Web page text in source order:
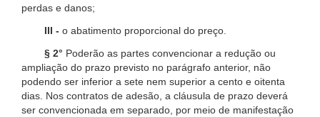
perdas e danos;
III - o abatimento proporcional do preço.
§ 2° Poderão as partes convencionar a redução ou
ampliação do prazo previsto no parágrafo anterior, não
podendo ser inferior a sete nem superior a cento e oitenta
dias. Nos contratos de adesão, a cláusula de prazo deverá
ser convencionada em separado, por meio de manifestação